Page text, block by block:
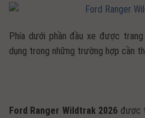
Phía dưới phần đầu xe được
dụng trong những trường hợp cần
Ford Ranger Wildtrak 2026 được